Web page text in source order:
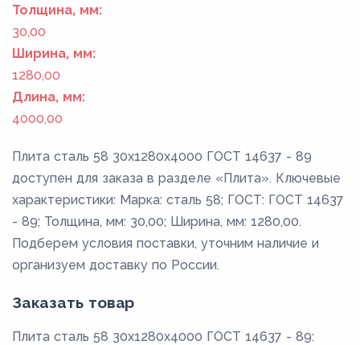
Толщина, мм:
30,00
Ширина, мм:
1280,00
Длина, мм:
4000,00
Плита сталь 58 30x1280x4000 ГОСТ 14637 - 89
доступен для заказа в разделе «Плита». Ключевые
характеристики: Марка: сталь 58; ГОСТ: ГОСТ 14637
- 89; Толщина, мм: 30,00; Ширина, мм: 1280,00.
Подберем условия поставки, уточним наличие и
организуем доставку по России.
Заказать товар
Плита сталь 58 30x1280x4000 ГОСТ 14637 - 89: